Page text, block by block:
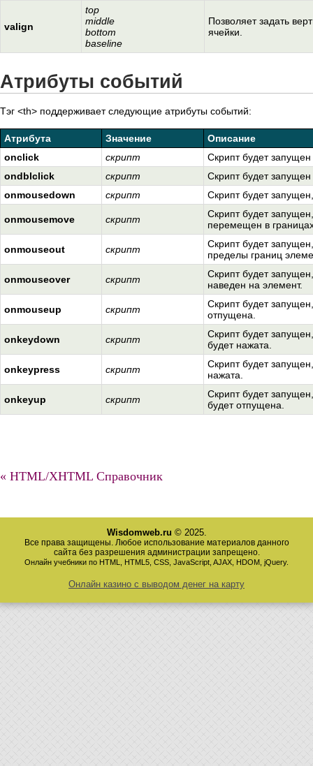
valign
top
middle
bottom
baseline
Позволяет задать
ячейки.
Атрибуты событий
Тэг <th> поддерживает следующие атрибуты событий:
Атрибута Значение
Описание
onclick
скрипт
Скрипт будет
ondblclick
скрипт
Скрипт будет
onmousedown
скрипт Скрипт будет
onmousemove скрипт
Скрипт будет
перемещен в
onmouseout скрипт
Скрипт будет
пределы границ
onmouseover скрипт
Скрипт будет
наведен на элемент.
onmouseup скрипт
Скрипт будет
отпущена.
onkeydown скрипт
Скрипт будет
будет нажата.
onkeypress скрипт
Скрипт будет
нажата.
onkeyup скрипт
Скрипт будет
будет отпущена.
« HTML/XHTML Справочник
Wisdomweb.ru © 2025.
Все права защищены. Любое использование материалов данного
сайта без разрешения администрации запрещено.
Онлайн учебники по HTML, HTML5, CSS, JavaScript, AJAX, HDOM, jQuery.
Онлайн казино с выводом денег на карту